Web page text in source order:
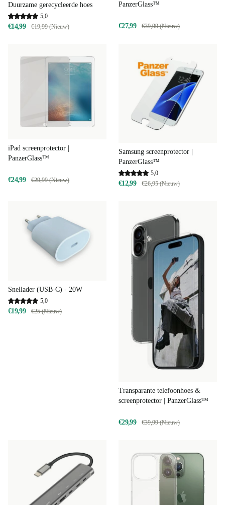
Duurzame gerecycleerde hoes
5,0
€14,99 €19,99 (Nieuw)
PanzerGlass™
€27,99 €39,99 (Nieuw)
iPad screenprotector |
PanzerGlass™
€24,99 €29,99 (Nieuw)
Samsung screenprotector |
PanzerGlass™
5,0
€12,99 €26,95 (Nieuw)
Snellader (USB-C) - 20W
5,0
€19,99 €25 (Nieuw)
Transparante telefoonhoes &
screenprotector | PanzerGlass™
€29,99 €39,99 (Nieuw)